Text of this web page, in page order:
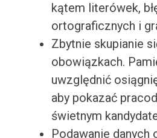
kątem literówek,
ortograficznych i
Zbytnie skupianie
obowiązkach.
uwzględnić
aby pokazać
świetnym
Podawanie danych